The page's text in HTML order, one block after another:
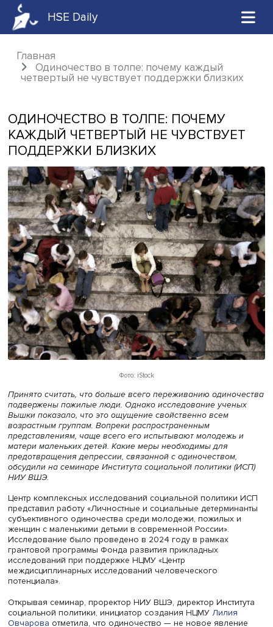
HSE Daily
Главная
Одиночество в толпе: почему каждый
ОДИНОЧЕСТВО В ТОЛПЕ: ПОЧЕМУ
КАЖДЫЙ ЧЕТВЕРТЫЙ НЕ
ПОДДЕРЖКИ БЛИЗКИХ
Фото: iStock
Принято считать, что больше всего переживанию
подвержены пожилые люди. Однако исследование
Вышки показало, что это ощущение свойственно всем
представлениям, чаще всего его испытывают
матери маленьких детей. Какие меры необходимы для
предотвращения депрессии, связанной с одиночеством,
обсудили на семинаре Института социальной политики
НИУ ВШЭ.
Центр комплексных исследований социальной
представил работу «Личностные и социальные
женщин с маленькими детьми в современной России».
Исследование было проведено в 2024 году в рамках